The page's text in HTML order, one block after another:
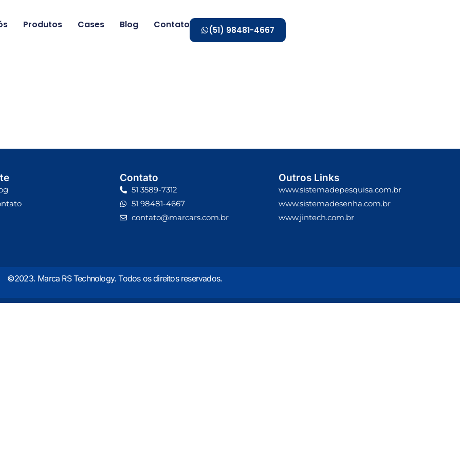
Produtos Cases Blog Contato (51) 98481-4667
Contato
51 3589-7312
51 98481-4667
contato@marcars.com.br
Outros Links
www.sistemadepesquisa.com.br
www.sistemadesenha.com.br
www.jintech.com.br
©2023. Marca RS Technology. Todos os direitos reservados.